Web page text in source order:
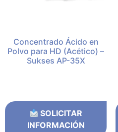
Concentrado Ácido en
Polvo para HD (Acético) –
Sukses AP-35X
SOLICITAR
INFORMACIÓN